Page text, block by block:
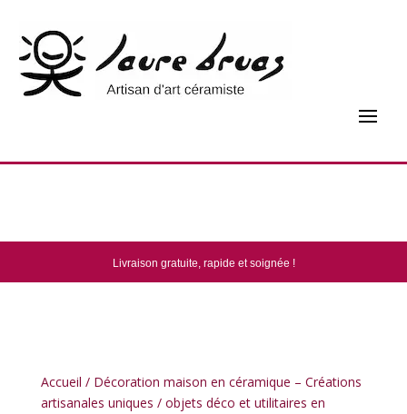
Livraison gratuite, rapide et soignée !
Accueil / Décoration maison en céramique – Créations
artisanales uniques / objets déco et utilitaires en